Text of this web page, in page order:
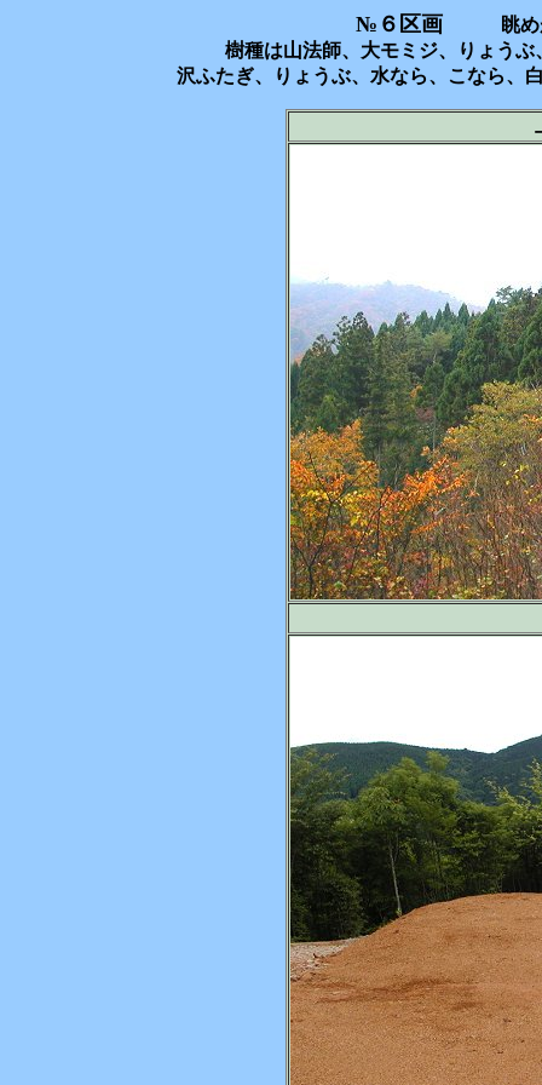
№６区画 眺めが
樹種は山法師、大モミジ、りょう
沢ふたぎ、りょうぶ、水なら、こなら